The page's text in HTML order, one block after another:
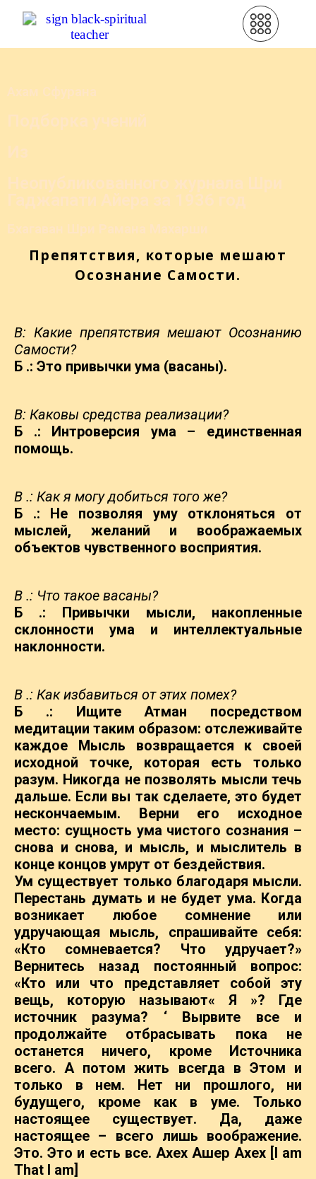
Препятствия, которые мешают
Осознание Самости.
В: Какие препятствия мешают Осознанию
Самости?
Б .: Это привычки ума (васаны).
В: Каковы средства реализации?
Б .: Интроверсия ума – единственная
помощь.
В .: Как я могу добиться того же?
Б .: Не позволяя уму отклоняться от
мыслей, желаний
и воображаемых
объектов чувственного восприятия.
В .: Что такое васаны?
Б .: Привычки мысли, накопленные
склонности ума и
интеллектуальные
наклонности.
В .: Как избавиться от этих помех?
Б .: Ищите Атман посредством
медитации таким образом: отслеживайте
каждое
Мысль возвращается к своей
исходной точке, которая есть только
разум. Никогда не позволять мысли течь
дальше. Если вы так сделаете, это будет
нескончаемым. Верни его
исходное
место: сущность ума чистого сознания –
снова и снова, и мысль, и мыслитель в
конце концов умрут от бездействия.
Ум существует только благодаря мысли.
Перестань думать и не будет ума. Когда
возникает любое сомнение или
удручающая мысль, спрашивайте себя:
«Кто сомневается? Что удручает?»
Вернитесь назад
постоянный вопрос:
«Кто или что представляет собой эту
вещь, которую называют« Я »? Где
источник разума? ‘ Вырвите все и
продолжайте отбрасывать
пока не
останется ничего, кроме Источника
всего. А потом жить всегда в Этом и
только в нем. Нет ни прошлого, ни
будущего, кроме как в уме. Только
настоящее существует. Да, даже
настоящее – всего лишь воображение.
Это. Это и есть все. Ахех Ашер Ахех[I am
That I am]